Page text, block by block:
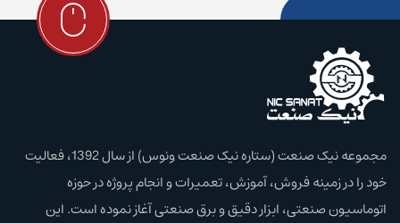
مجموعه نیک صنعت (ستاره نیک صنعت ونوس) از سال 1392، فعالیت
خود را در زمینه فروش، آموزش،‌ تعمیرات و انجام پروژه در حوزه
اتوماسیون صنعتی، ابزار دقیق و برق صنعتی آغاز نموده است. این